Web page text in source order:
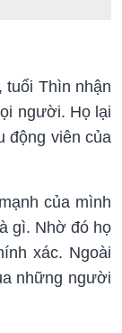
tuổi Thìn nhận
người. Họ lại
động viên của
của mình
gì. Nhờ đó họ
xác. Ngoài
những người